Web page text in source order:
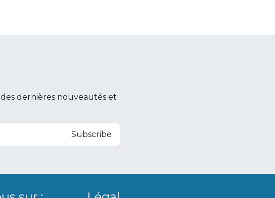
dernières nouveautés et
Subscribe